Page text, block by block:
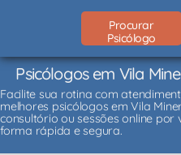
Procurar
Psicólogo
Psicólogos em Vila
Facilite sua rotina com
melhores psicólogos em Vila
consultório ou sessões online
forma rápida e segura.